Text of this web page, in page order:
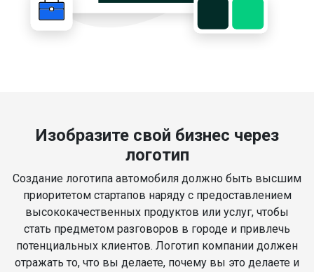
Изобразите свой бизнес через
логотип
Создание логотипа автомобиля должно быть высшим
приоритетом стартапов наряду с предоставлением
высококачественных продуктов или услуг, чтобы
стать предметом разговоров в городе и привлечь
потенциальных клиентов. Логотип компании должен
отражать то, что вы делаете, почему вы это делаете и